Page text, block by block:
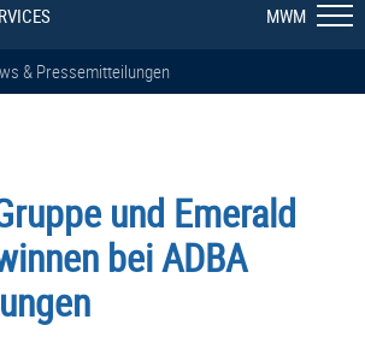
MWM
& Pressemitteilungen
und Emerald
bei ADBA